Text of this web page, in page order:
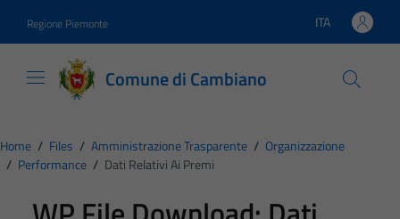
Regione Piemonte Lingua attiva:
ITA
Comune di Cambiano
Home / Files / Amministrazione Trasparente / Organizzazione
/ Performance / Dati Relativi Ai Premi